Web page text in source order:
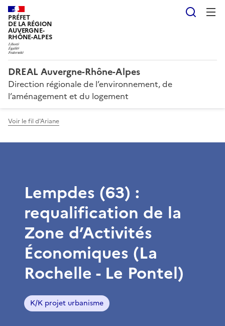
PRÉFET
DE LA RÉGION
AUVERGNE-
RHÔNE-ALPES
DREAL Auvergne-Rhône-Alpes
Direction régionale de l’environnement, de
l’aménagement et du logement
Voir le fil d'Ariane
Lempdes (63) :
requalification de la
Zone d’Activités
Économiques (La
Rochelle - Le Pontel)
K/K projet urbanisme